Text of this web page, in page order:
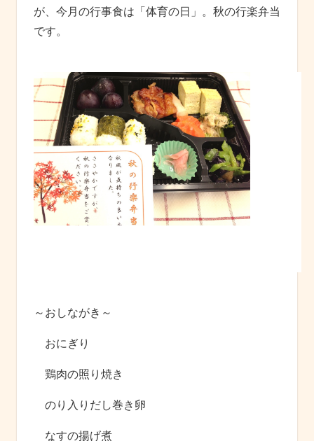
が、今月の行事食は「体育の日」。秋の行楽弁当
です。
～おしながき～
おにぎり
鶏肉の照り焼き
のり入りだし巻き卵
なすの揚げ煮